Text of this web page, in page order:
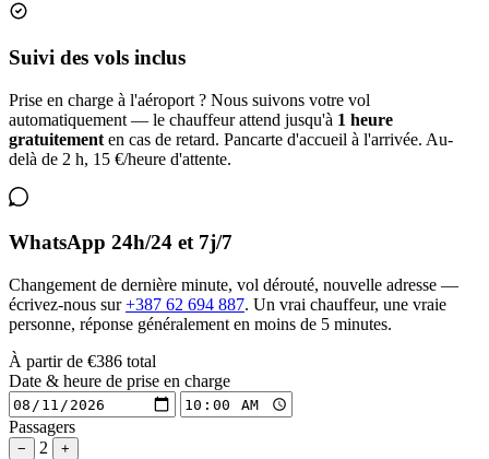
Suivi des vols inclus
Prise en charge à l'aéroport ? Nous suivons votre vol
automatiquement — le chauffeur attend jusqu'à 1 heure
gratuitement en cas de retard. Pancarte d'accueil à l'arrivée. Au-
delà de 2 h, 15 €/heure d'attente.
WhatsApp 24h/24 et 7j/7
Changement de dernière minute, vol dérouté, nouvelle adresse —
écrivez-nous sur+387 62 694 887. Un vrai chauffeur, une vraie
personne, réponse généralement en moins de 5 minutes.
À partir de €386 total
Date & heure de prise en charge
Passagers
− 2 +